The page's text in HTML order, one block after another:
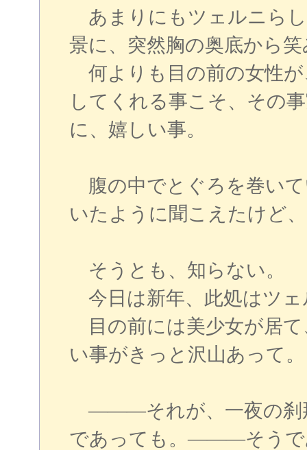
あまりにもツェルニら
景に、突然胸の奥底から
何よりも目の前の女性
してくれる事こそ、その
に、嬉しい事。
腹の中でとぐろを巻い
いたように聞こえたけど
そうとも、知らない。
今日は新年、此処はツ
目の前には美少女が居て
い事がきっと沢山あって。
―――それが、一夜の刹
であっても。―――そうで